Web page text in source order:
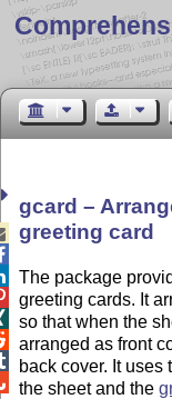
gcard –
greeting card
The package
greeting cards. It
so that when the
arranged as front
back cover. It uses
the sheet and the